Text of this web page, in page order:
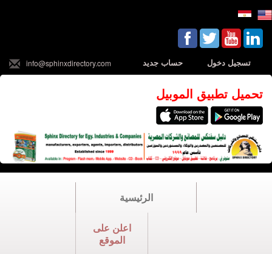
تسجيل دخول حساب جديد info@sphinxdirectory.com
تحميل تطبيق الموبيل
الرئيسية
اعلن على
الموقع